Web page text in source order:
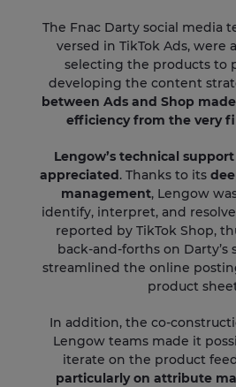
The Fnac Darty social media
versed in TikTok Ads, were
selecting the products to
developing the content
between Ads and Shop
efficiency from the very
Lengow’s technical
appreciated. Thanks to its
management, Lengow
identify, interpret, and
reported by TikTok Shop,
back-and-forths on Darty’s
streamlined the online
product
In addition, the co-
Lengow teams made it
iterate on the product
particularly on attribute